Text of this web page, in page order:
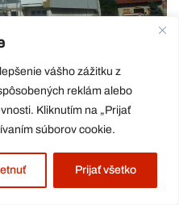
vášho zážitku z
reklám alebo
Kliknutím na „Prijať
súborov cookie.
Prijať všetko